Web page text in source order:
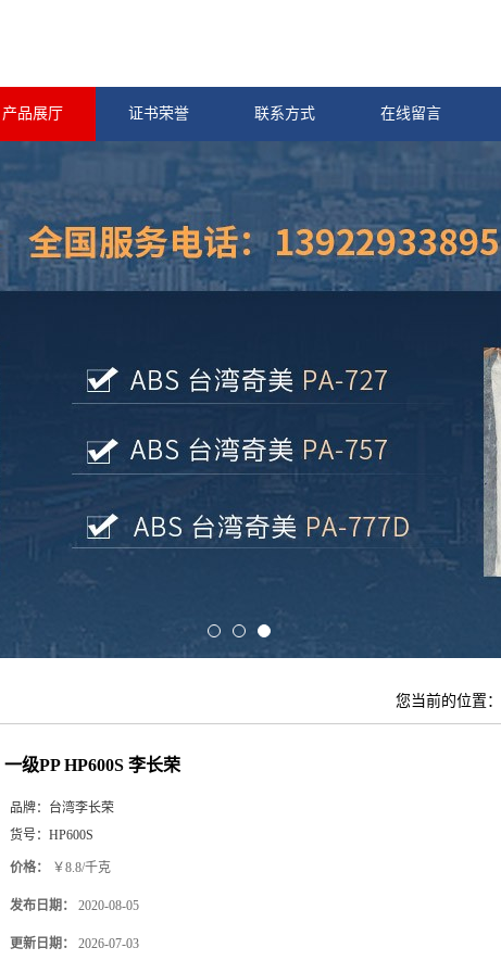
产品展厅 证书荣誉 联系方式 在线留言
您当前的位置：
一级PP HP600S 李长荣
品牌： 台湾李长荣
货号： HP600S
价格： ￥8.8/千克
发布日期： 2020-08-05
更新日期： 2026-07-03